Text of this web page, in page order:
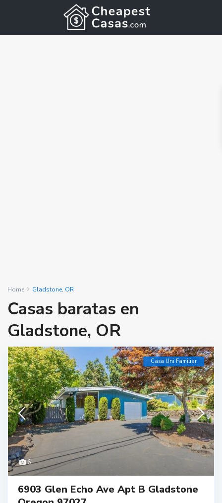
Home Gladstone, OR
Casas baratas en
Gladstone, OR
6
Casa Uni Familiar
6903 Glen Echo Ave Apt B Gladstone